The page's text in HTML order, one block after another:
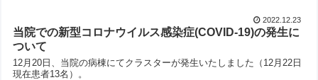
2022.12.23
当院での新型コロナウイルス感染症(COVID-19)の発生に
ついて
12月20日、当院の病棟にてクラスターが発生いたしました（12月22日
現在患者13名）。